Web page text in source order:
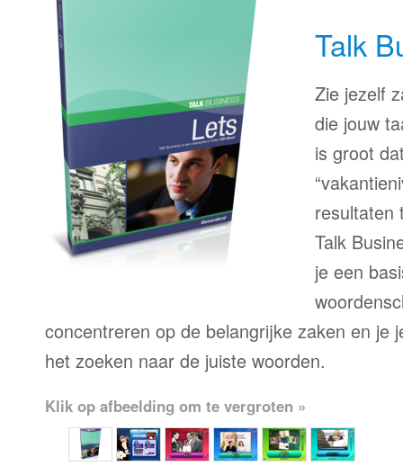
Talk
Zie jezelf
die jouw
is groot
resultaten
Talk
je een
concentreren op de belangrijke zaken en je
het zoeken naar de juiste woorden.
Klik op afbeelding om te vergroten »